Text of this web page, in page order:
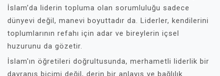
İslam’da liderin topluma olan sorumluluğu sadece
dünyevi değil, manevi boyuttadır da. Liderler, kendilerini
toplumlarının refahı için adar ve bireylerin içsel
huzurunu da gözetir.
İslam'ın öğretileri doğrultusunda, merhametli liderlik bir
davranış biçimi değil, derin bir anlayış ve bağlılık